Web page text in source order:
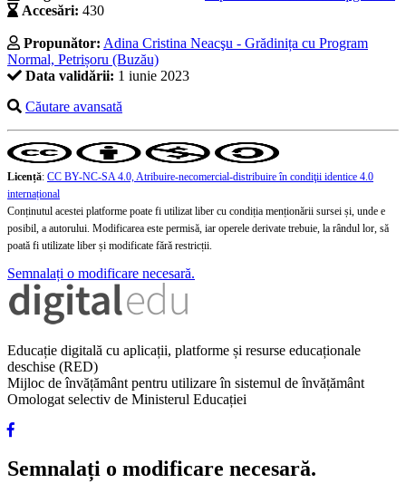
Accesări: 430
Propunător: Adina Cristina Neacşu - Grădinița cu Program
Normal, Petrișoru (Buzău)
Data validării: 1 iunie 2023
Căutare avansată
Licență: CC BY-NC-SA 4.0, Atribuire-necomercial-distribuire în condiţii identice 4.0
internațional
Conținutul acestei platforme poate fi utilizat liber cu condiția menționării sursei și, unde e
posibil, a autorului. Modificarea este permisă, iar operele derivate trebuie, la rândul lor, să
poată fi utilizate liber și modificate fără restricții.
Semnalați o modificare necesară.
Educație digitală cu aplicații, platforme și resurse educaționale
deschise (RED)
Mijloc de învățământ pentru utilizare în sistemul de învățământ
Omologat selectiv de Ministerul Educației
Semnalați o modificare necesară.